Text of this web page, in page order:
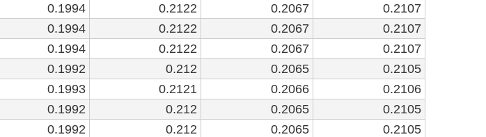
0.1994 0.2122 0.2067
0.2107
0.1994 0.2122 0.2067
0.2107
0.1994 0.2122 0.2067
0.2107
0.1992 0.212 0.2065
0.2105
0.1993 0.2121 0.2066
0.2106
0.1992 0.212 0.2065
0.2105
0.1992 0.212 0.2065
0.2105